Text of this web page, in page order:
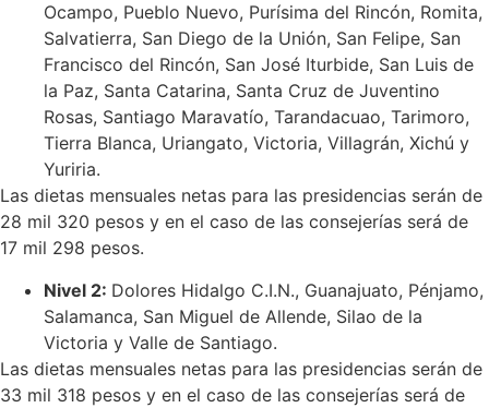
Ocampo, Pueblo Nuevo, Purísima del Rincón, Romita,
Salvatierra, San Diego de la Unión, San Felipe, San
Francisco del Rincón, San José Iturbide, San Luis de
la Paz, Santa Catarina, Santa Cruz de Juventino
Rosas, Santiago Maravatío, Tarandacuao, Tarimoro,
Tierra Blanca, Uriangato, Victoria, Villagrán, Xichú y
Yuriria.
Las dietas mensuales netas para las presidencias serán de
28 mil 320 pesos y en el caso de las consejerías será de
17 mil 298 pesos.
Nivel 2: Dolores Hidalgo C.I.N., Guanajuato, Pénjamo,
Salamanca, San Miguel de Allende, Silao de la
Victoria y Valle de Santiago.
Las dietas mensuales netas para las presidencias serán de
33 mil 318 pesos y en el caso de las consejerías será de